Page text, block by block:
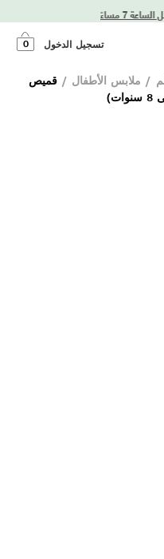
7 مساءً
تسجيل الدخول 0
/ ملابس الأطفال / قميص